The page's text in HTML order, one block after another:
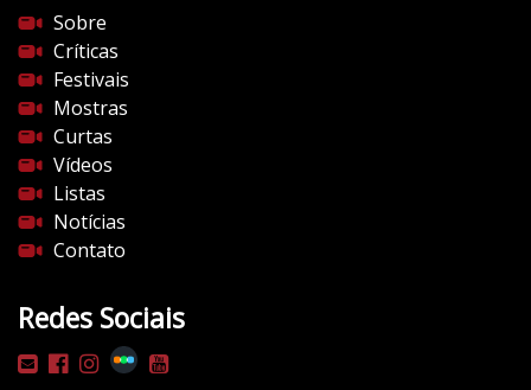
s
d
o
c
i
n
e
m
a
c
o
m
Sobre
Críticas
Festivais
Mostras
Curtas
Vídeos
Listas
Notícias
Contato
Redes Sociais